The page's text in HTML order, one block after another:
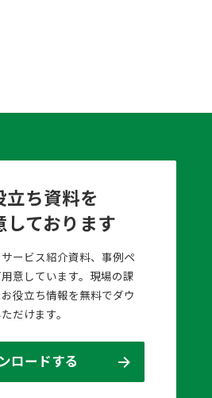
立ち資料を
しております
ービス紹介資料、事例ペ
意しています。現場の課
役立ち情報を無料でダウ
だけます。
ロードする